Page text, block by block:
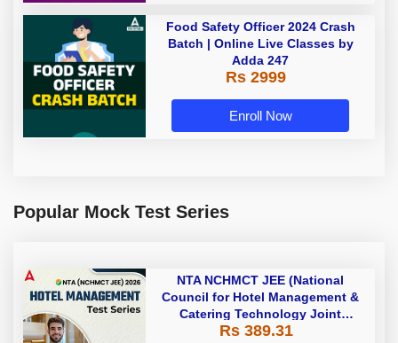
Food Safety Officer 2024 Crash
Batch | Online Live Classes by
Adda 247
Rs 2999
Enroll Now
Popular Mock Test Series
NTA NCHMCT JEE (National
Council for Hotel Management &
Catering Technology Joint
Entrance Exam ) 2027 | Online
Rs 389.31